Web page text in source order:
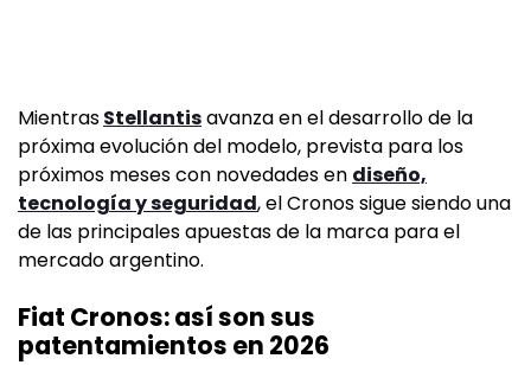
MientrasStellantisavanza en el desarrollo de la
próxima evolución del modelo, prevista para los
próximos meses con novedades en diseño,
tecnología y seguridad, el Cronos sigue siendo una
de las principales apuestas de la marca para el
mercado argentino.
Fiat Cronos: así son sus
patentamientos en 2026